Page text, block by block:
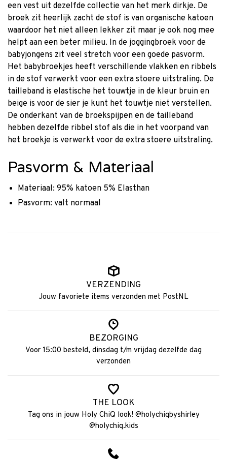
een vest uit dezelfde collectie van het merk dirkje. De
broek zit heerlijk zacht de stof is van organische katoen
waardoor het niet alleen lekker zit maar je ook nog mee
helpt aan een beter milieu. In de joggingbroek voor de
babyjongens zit veel stretch voor een goede pasvorm.
Het babybroekjes heeft verschillende vlakken en ribbels
in de stof verwerkt voor een extra stoere uitstraling. De
tailleband is elastische het touwtje in de kleur bruin en
beige is voor de sier je kunt het touwtje niet verstellen.
De onderkant van de broekspijpen en de tailleband
hebben dezelfde ribbel stof als die in het voorpand van
het broekje is verwerkt voor de extra stoere uitstraling.
Pasvorm & Materiaal
Materiaal: 95% katoen 5% Elasthan
Pasvorm: valt normaal
VERZENDING
Jouw favoriete items verzonden met PostNL
BEZORGING
Voor 15:00 besteld, dinsdag t/m vrijdag dezelfde dag
verzonden
THE LOOK
Tag ons in jouw Holy ChiQ look! @holychiqbyshirley
@holychiq.kids